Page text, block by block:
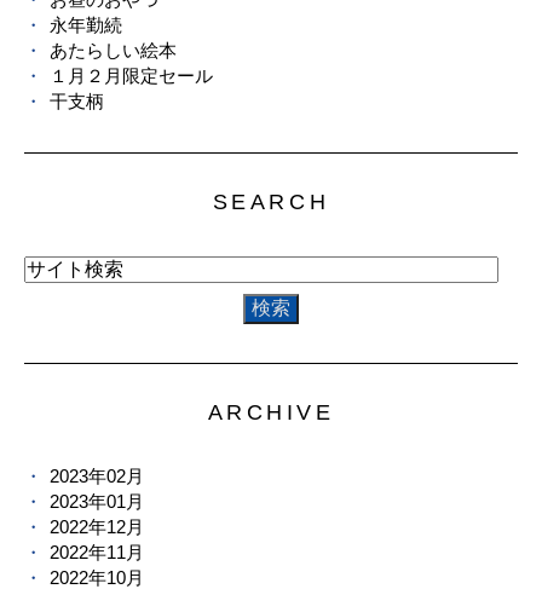
永年勤続
あたらしい絵本
１月２月限定セール
干支柄
SEARCH
ARCHIVE
2023年02月
2023年01月
2022年12月
2022年11月
2022年10月